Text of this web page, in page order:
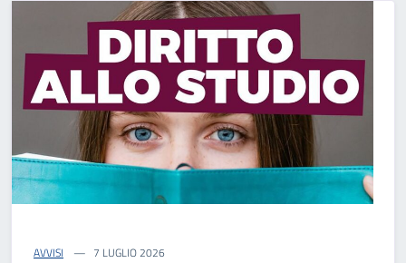
AVVISI 7 LUGLIO 2026